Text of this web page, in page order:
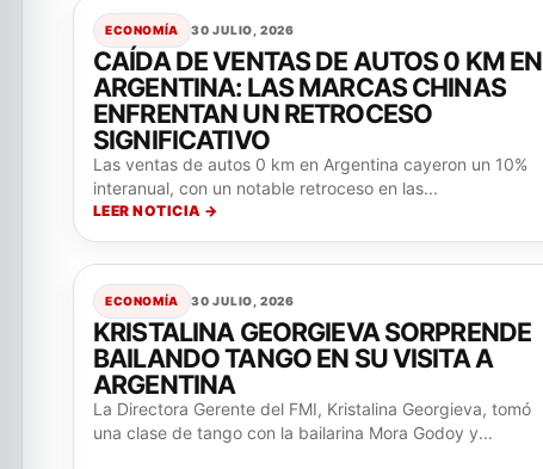
ECONOMÍA 30 JULIO, 2026
CAÍDA DE VENTAS DE AUTOS 0 KM EN
ARGENTINA: LAS MARCAS CHINAS
ENFRENTAN UN RETROCESO
SIGNIFICATIVO
Las ventas de autos 0 km en Argentina cayeron un 10%
interanual, con un notable retroceso en las...
LEER NOTICIA →
ECONOMÍA 30 JULIO, 2026
KRISTALINA GEORGIEVA SORPRENDE
BAILANDO TANGO EN SU VISITA A
ARGENTINA
La Directora Gerente del FMI, Kristalina Georgieva, tomó
una clase de tango con la bailarina Mora Godoy y...